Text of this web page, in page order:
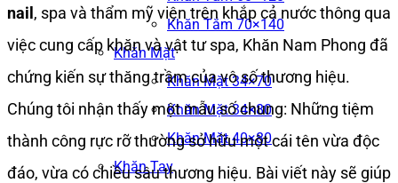
Khăn Tắm 70×140
Khăn Mặt
Khăn Mặt 34×70
Khăn Mặt 34×80
Khăn Mặt 40×80
Khăn Tay
nail , spa và thẩm mỹ viện trên khắp cả nước thông qua
việc cung cấp khăn và vật tư spa, Khăn Nam Phong đã
chứng kiến sự thăng trầm của vô số thương hiệu.
Chúng tôi nhận thấy một mẫu số chung: Những tiệm
thành công rực rỡ thường sở hữu một cái tên vừa độc
đáo, vừa có chiều sâu thương hiệu. Bài viết này sẽ giúp